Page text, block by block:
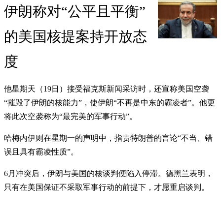
伊朗称对“公平且平衡”
的美国核提案持开放态
度
他星期天（19日）接受福克斯新闻采访时，还宣称美国空袭
“摧毁了伊朗的核能力”，使伊朗“不再是中东的霸凌者”。他更
将此次空袭称为“最完美的军事行动”。
哈梅内伊则在星期一的声明中，指责特朗普的言论“不当、错
误且具有霸凌性质”。
6月冲突后，伊朗与美国的核谈判便陷入停滞。德黑兰表明，
只有在美国保证不采取军事行动的前提下，才愿重启谈判。